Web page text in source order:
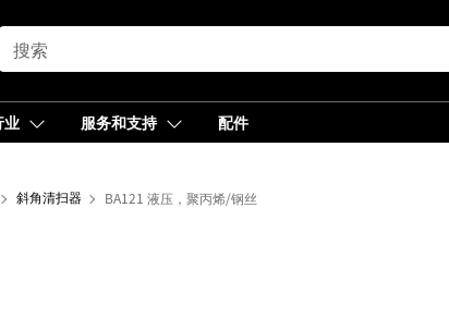
SEARCH
业 服务和支持 配件
斜角清扫器 BA121 液压，聚丙烯/钢丝